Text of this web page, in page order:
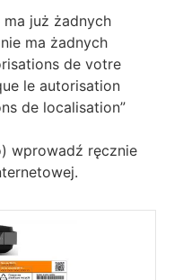
już żadnych
ma żadnych
dе vоtrе
lе аutоrіѕаtіоn
dе lосаlіѕаtіоn”
wprowadź ręcznie